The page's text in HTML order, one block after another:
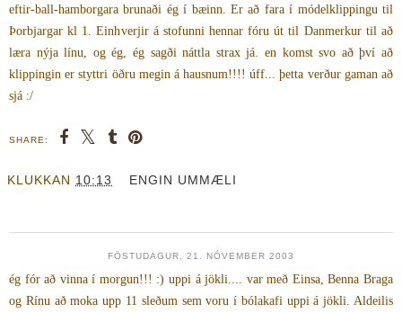
eftir-ball-hamborgara brunaði ég í bæinn. Er að fara í módelklippingu til
Þorbjargar kl 1. Einhverjir á stofunni hennar fóru út til Danmerkur til að
læra nýja línu, og ég, ég sagði náttla strax já. en komst svo að því að
klippingin er styttri öðru megin á hausnum!!!! úff... þetta verður gaman að
sjá :/
SHARE:
KLUKKAN 10:13 ENGIN UMMÆLI
FÖSTUDAGUR, 21. NÓVEMBER 2003
ég fór að vinna í morgun!!! :) uppi á jökli.... var með Einsa, Benna Braga
og Rínu að moka upp 11 sleðum sem voru í bólakafi uppi á jökli. Aldeilis